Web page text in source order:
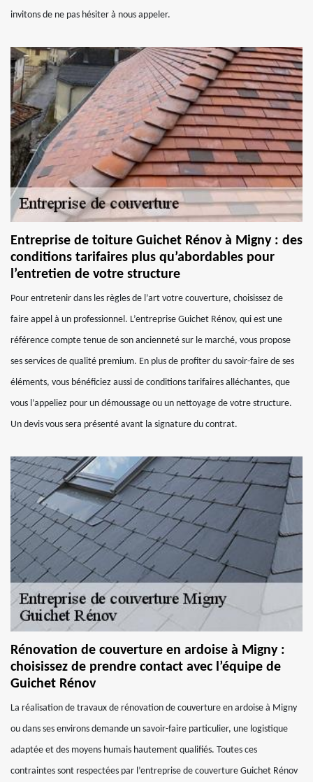
invitons de ne pas hésiter à nous appeler.
Entreprise de toiture Guichet Rénov à Migny : des
conditions tarifaires plus qu’abordables pour
l’entretien de votre structure
Pour entretenir dans les règles de l’art votre couverture, choisissez de
faire appel à un professionnel. L’entreprise Guichet Rénov, qui est une
référence compte tenue de son ancienneté sur le marché, vous propose
ses services de qualité premium. En plus de profiter du savoir-faire de ses
éléments, vous bénéficiez aussi de conditions tarifaires alléchantes, que
vous l’appeliez pour un démoussage ou un nettoyage de votre structure.
Un devis vous sera présenté avant la signature du contrat.
Rénovation de couverture en ardoise à Migny :
choisissez de prendre contact avec l’équipe de
Guichet Rénov
La réalisation de travaux de rénovation de couverture en ardoise à Migny
ou dans ses environs demande un savoir-faire particulier, une logistique
adaptée et des moyens humais hautement qualifiés. Toutes ces
contraintes sont respectées par l’entreprise de couverture Guichet Rénov